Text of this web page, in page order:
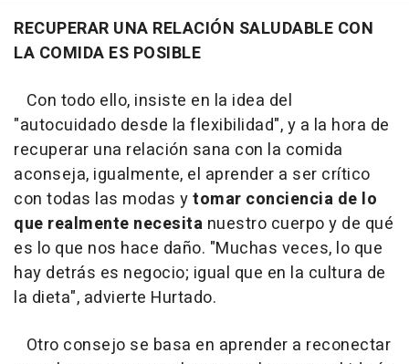
RECUPERAR UNA RELACIÓN SALUDABLE CON
LA COMIDA ES POSIBLE
Con todo ello, insiste en la idea del
"autocuidado desde la flexibilidad", y a la hora de
recuperar una relación sana con la comida
aconseja, igualmente, el aprender a ser crítico
con todas las modas ytomar conciencia de lo
que realmente necesita nuestro cuerpo y de qué
es lo que nos hace daño. "Muchas veces, lo que
hay detrás es negocio; igual que en la cultura de
la dieta", advierte Hurtado.
Otro consejo se basa en aprender a reconectar